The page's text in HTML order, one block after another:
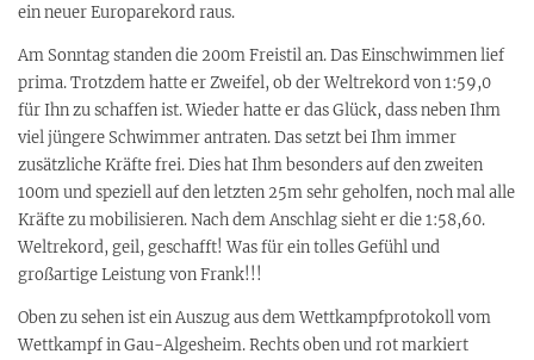
ein neuer Europarekord raus.
Am Sonntag standen die 200m Freistil an. Das Einschwimmen lief
prima. Trotzdem hatte er Zweifel, ob der Weltrekord von 1:59,0
für Ihn zu schaffen ist. Wieder hatte er das Glück, dass neben Ihm
viel jüngere Schwimmer antraten. Das setzt bei Ihm immer
zusätzliche Kräfte frei. Dies hat Ihm besonders auf den zweiten
100m und speziell auf den letzten 25m sehr geholfen, noch mal alle
Kräfte zu mobilisieren. Nach dem Anschlag sieht er die 1:58,60.
Weltrekord, geil, geschafft! Was für ein tolles Gefühl und
großartige Leistung von Frank!!!
Oben zu sehen ist ein Auszug aus dem Wettkampfprotokoll vom
Wettkampf in Gau-Algesheim. Rechts oben und rot markiert